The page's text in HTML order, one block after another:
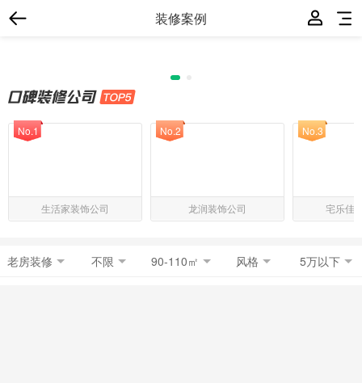
装修案例
生活家装饰公司
No.1
龙润装饰公司
No.2
宅乐佳
No.3
老房装修 不限 90-110㎡ 风格 5万以下